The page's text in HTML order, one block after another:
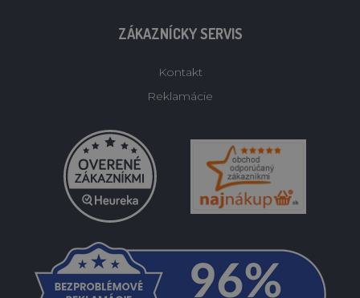
ZÁKAZNÍCKY SERVIS
Kontakt
Reklamácie